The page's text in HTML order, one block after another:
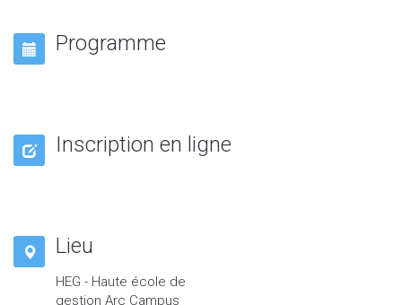
Programme
Inscription en ligne
Lieu
HEG - Haute école de
gestion Arc Campus